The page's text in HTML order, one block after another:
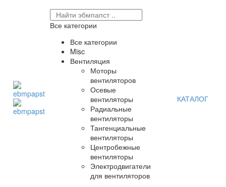
Все категории
Все категории
Misc
Вентиляция
Моторы
вентиляторов
Осевые
вентиляторы
Радиальные
вентиляторы
Тангенциальные
вентиляторы
Центробежные
вентиляторы
Электродвигатели
для вентиляторов
КАТАЛОГ